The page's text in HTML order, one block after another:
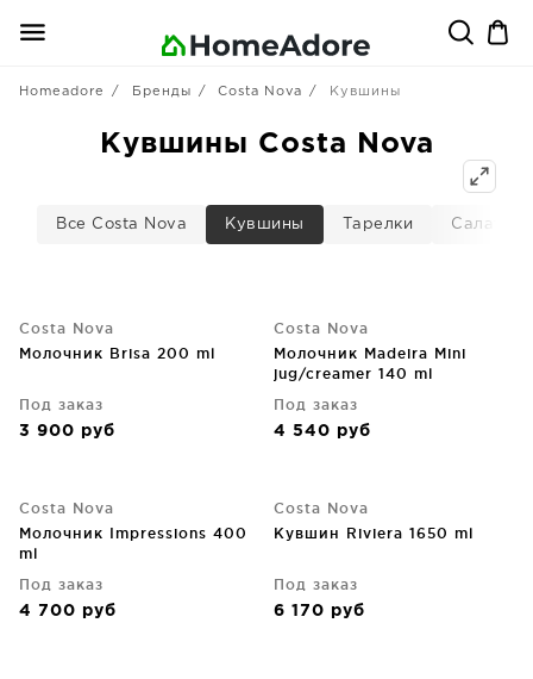
Homeadore Бренды Costa Nova Кувшины
Кувшины Costa Nova
Все Costa Nova Кувшины Тарелки
Costa Nova
Молочник Brisa 200 ml
Под заказ
3 900 руб
Costa Nova
Молочник Madeira Mini
jug/creamer 140 ml
Под заказ
4 540 руб
Costa Nova
Молочник Impressions 400
ml
Под заказ
4 700 руб
Costa Nova
Кувшин Riviera 1650 ml
Под заказ
6 170 руб